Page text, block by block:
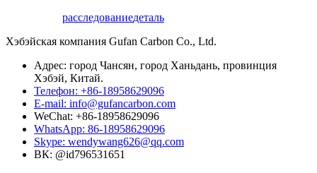
расследованиедеталь
Хэбэйская компания Gufan Carbon Co., Ltd.
Адрес: город Чансян, город Ханьдань, провинция
Хэбэй, Китай.
Телефон: +86-18958629096
E-mail: info@gufancarbon.com
WeChat: +86-18958629096
WhatsApp: 86-18958629096
Skype: wendywang626@qq.com
ВК: @id796531651